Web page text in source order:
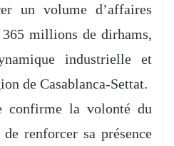
un volume d’affaires
millions de dirhams,
industrielle et
de Casablanca-Settat.
confirme la volonté du
renforcer sa présence